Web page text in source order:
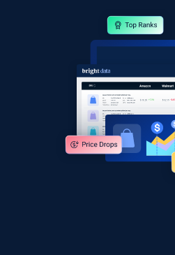
price, Currency, Availability,
2.1K+ 375+
Amazon products global
products by best sellers